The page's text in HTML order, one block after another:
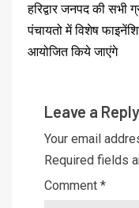
हरिद्वार जनपद की सभी
पंचायतो में विशेष
आयोजित किये जाएंगे
Leave a Reply
Your email
Required fields
Comment *